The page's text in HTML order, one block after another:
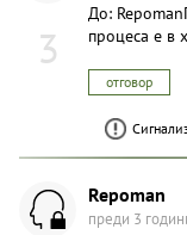
3
До:
процеса е в
отговор
Repoman
преди 3